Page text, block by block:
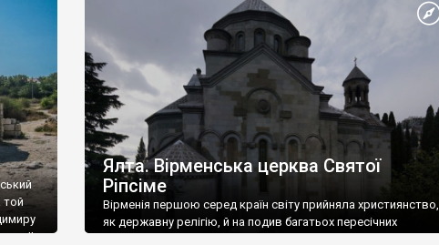
називаються «повстяками» (postaki)…” “Вино. Крим
виробляє відмінне вино і його вдосталь: воно все дуже
легке біле і дуже […]
той
ІІ,
Ялта. Вірменська церква Святої
Ріпсіме
Вірменія першою серед країн світу прийняла християнство,
як державну релігію, й на подив багатьох пересічних